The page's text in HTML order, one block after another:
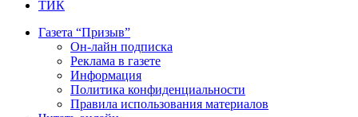
ТИК
Газета “Призыв”
Он-лайн подписка
Реклама в газете
Информация
Политика конфиденциальности
Правила использования материалов